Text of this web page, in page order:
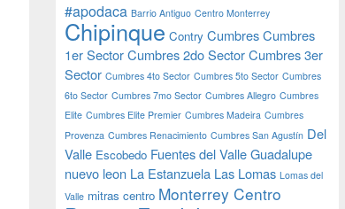
#apodaca Barrio Antiguo Centro Monterrey
Chipinque Contry CumbresCumbres
1er SectorCumbres 2do SectorCumbres 3er
Sector Cumbres 4to Sector Cumbres 5to Sector Cumbres
6to Sector Cumbres 7mo Sector Cumbres Allegro Cumbres
Elite Cumbres Elite Premier Cumbres Madeira Cumbres
Provenza Cumbres Renacimiento Cumbres San Agustín Del
Valle Escobedo Fuentes del ValleGuadalupe
nuevo leon La Estanzuela Las Lomas Lomas del
Valle mitras centro Monterrey Centro